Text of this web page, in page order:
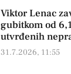
Viktor Lenac
gubitkom od
utvrđenih
31.7.2026, 11:55